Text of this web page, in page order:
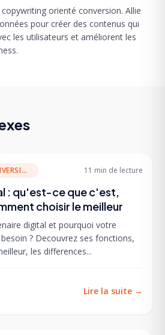
orienté conversion. Allie
pour créer des contenus qui
les utilisateurs et améliorent les
OPTIMIZACION-CONVERSION 11 min de lecture
: qu'est-ce que c'est,
choisir le meilleur
digital et pourquoi votre
? Decouvrez ses fonctions,
les differences...
Lire la suite →